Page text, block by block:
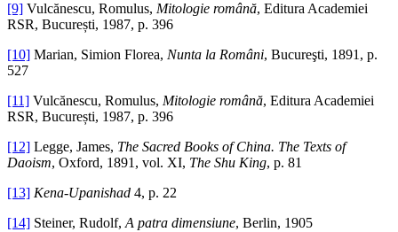
[9] Vulcănescu, Romulus, Mitologie română, Editura Academiei
RSR, București, 1987, p. 396
[10] Marian, Simion Florea, Nunta la Români, Bucureşti, 1891, p.
527
[11] Vulcănescu, Romulus, Mitologie română, Editura Academiei
RSR, București, 1987, p. 396
[12] Legge, James, The Sacred Books of China. The Texts of
Daoism, Oxford, 1891, vol. XI, The Shu King, p. 81
[13] Kena-Upanishad 4, p. 22
[14] Steiner, Rudolf, A patra dimensiune, Berlin, 1905